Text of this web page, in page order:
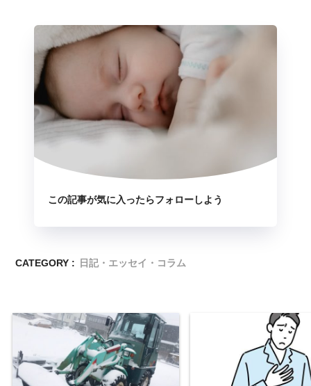
この記事が気に入ったらフォローしよう
CATEGORY : 日記・エッセイ・コラム